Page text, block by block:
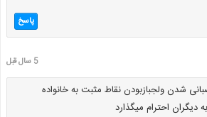
پاسخ
5 سال قبل
شدن ولجبازبودن نقاط مثبت به خانواده
دیگران احترام میگذارد